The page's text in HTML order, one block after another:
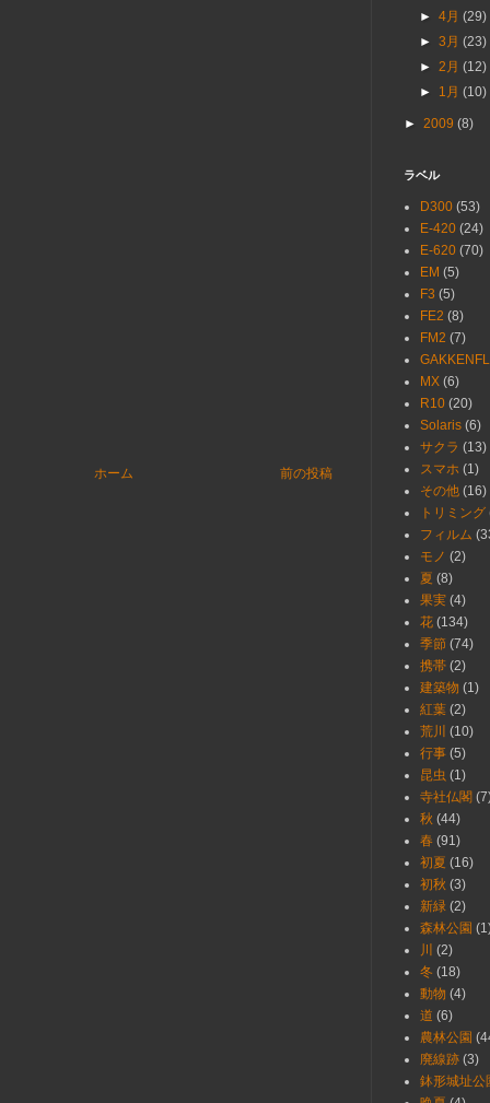
前の投稿
ホーム
►4月(29)
►3月(23)
►2月(12)
► 1月(10)
► 2009 (8)
ラベル
D300 (53)
E-420 (24)
E-620 (70)
EM (5)
F3 (5)
FE2 (8)
FM2 (7)
MX (6)
R10 (20)
Solaris (6)
サクラ (13)
スマホ (1)
その他 (16)
トリミング
フィルム
モノ (2)
夏 (8)
果実 (4)
花 (134)
季節 (74)
携帯 (2)
建築物 (1)
紅葉 (2)
荒川 (10)
行事 (5)
昆虫 (1)
寺社仏閣
秋 (44)
春 (91)
初夏 (16)
初秋 (3)
新緑 (2)
森林公園
川 (2)
冬 (18)
動物 (4)
道 (6)
農林公園
廃線跡 (3)
鉢形城址公